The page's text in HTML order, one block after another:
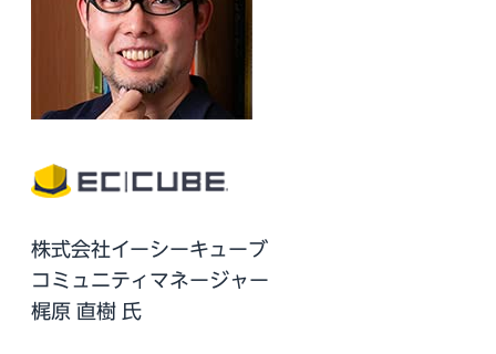
株式会社イーシーキューブ
コミュニティマネージャー
梶原 直樹 氏